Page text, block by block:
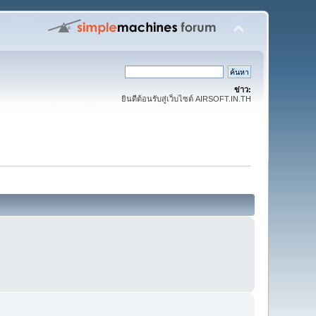
ข่าว:
ยินดีต้อนรับสู่เว็บไซต์ AIRSOFT.IN.TH